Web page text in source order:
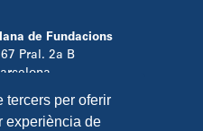
tercers per oferir
experiència de
de Fundacions
Pral. 2a B
480